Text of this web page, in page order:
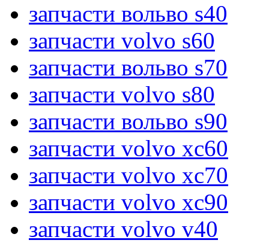
запчасти вольво s40
запчасти volvo s60
запчасти вольво s70
запчасти volvo s80
запчасти вольво s90
запчасти volvo xc60
запчасти volvo xc70
запчасти volvo xc90
запчасти volvo v40